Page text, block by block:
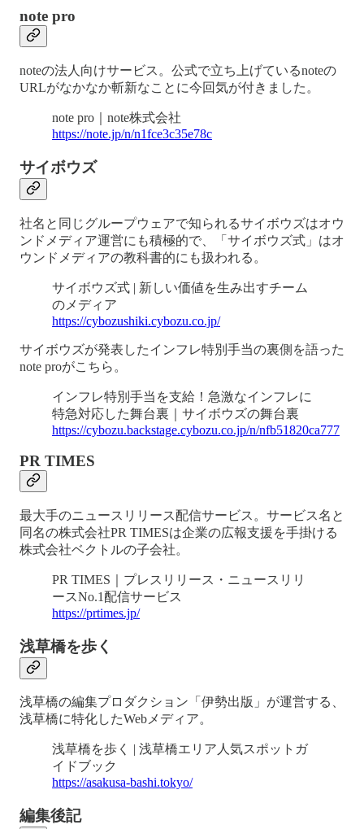
note pro
noteの法人向けサービス。公式で立ち上げているnoteの
URLがなかなか斬新なことに今回気が付きました。
note pro｜note株式会社
https://note.jp/n/n1fce3c35e78c
サイボウズ
社名と同じグループウェアで知られるサイボウズはオウ
ンドメディア運営にも積極的で、「サイボウズ式」はオ
ウンドメディアの教科書的にも扱われる。
サイボウズ式 | 新しい価値を生み出すチーム
のメディア
https://cybozushiki.cybozu.co.jp/
サイボウズが発表したインフレ特別手当の裏側を語った
note proがこちら。
インフレ特別手当を支給！急激なインフレに
特急対応した舞台裏｜サイボウズの舞台裏
https://cybozu.backstage.cybozu.co.jp/n/nfb51820ca777
PR TIMES
最大手のニュースリリース配信サービス。サービス名と
同名の株式会社PR TIMESは企業の広報支援を手掛ける
株式会社ベクトルの子会社。
PR TIMES｜プレスリリース・ニュースリリ
ースNo.1配信サービス
https://prtimes.jp/
浅草橋を歩く
浅草橋の編集プロダクション「伊勢出版」が運営する、
浅草橋に特化したWebメディア。
浅草橋を歩く | 浅草橋エリア人気スポットガ
イドブック
https://asakusa-bashi.tokyo/
編集後記